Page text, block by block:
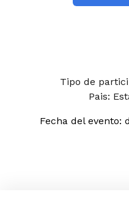
Tipo de
Pais:
Fecha del evento: